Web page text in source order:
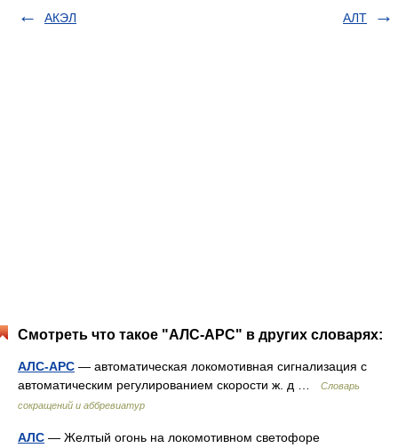
АКЭЛ
АЛТ
Смотреть что такое "АЛС-АРС" в других словарях:
АЛС-АРС — автоматическая локомотивная сигнализация с
автоматическим регулированием скорости ж. д …
Словарь
сокращений и аббревиатур
АЛС — Желтый огонь на локомотивном светофоре